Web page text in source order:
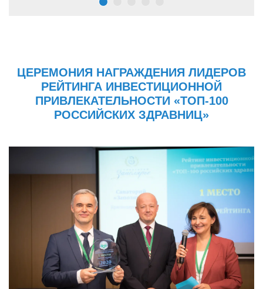
ЦЕРЕМОНИЯ НАГРАЖДЕНИЯ ЛИДЕРОВ
РЕЙТИНГА ИНВЕСТИЦИОННОЙ
ПРИВЛЕКАТЕЛЬНОСТИ «ТОП-100
РОССИЙСКИХ ЗДРАВНИЦ»